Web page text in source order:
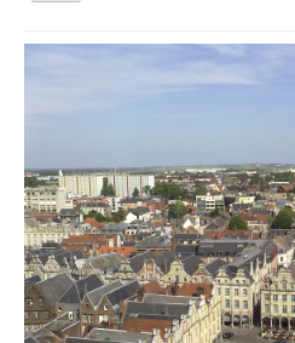
la
Vous êtes ici :
Accueil
Animations et éducation
Accompagnement du territoire
Espace Info Energie
Guide Nature Patrimoine